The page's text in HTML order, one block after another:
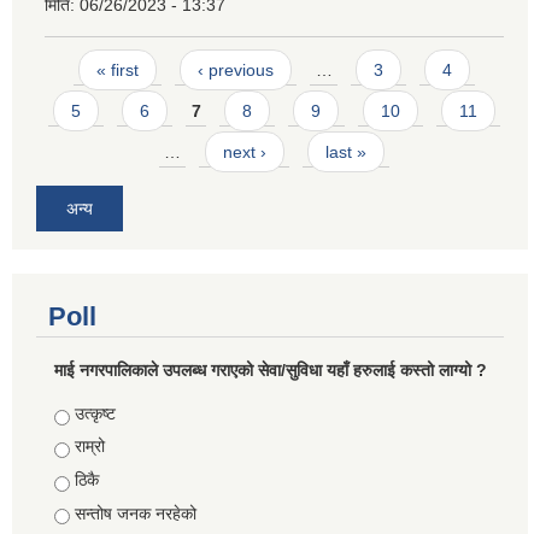
मिति: 06/26/2023 - 13:37
Pages
« first ‹ previous … 3 4
5 6 7 8 9 10 11
… next › last »
अन्य
Poll
माई नगरपालिकाले उपलब्ध गराएको सेवा/सुविधा यहाँ हरुलाई कस्तो लाग्यो ?
Choices
उत्कृष्ट
राम्रो
ठिकै
सन्तोष जनक नरहेको